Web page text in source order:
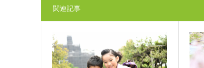
関連記事